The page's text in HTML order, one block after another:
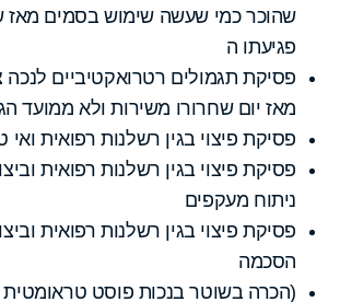
פגיעתו ה
פסיקת תגמולים רטרואקטיביים
מאז יום שחרורו משירות ולא ממועד
פסיקת פיצוי בגין רשלנות רפואית ואי
פסיקת פיצוי בגין רשלנות רפואית
ניתוח מעקפים
פסיקת פיצוי בגין רשלנות רפואית
הסכמה
(הכרה בשוטר בנכות פוסט